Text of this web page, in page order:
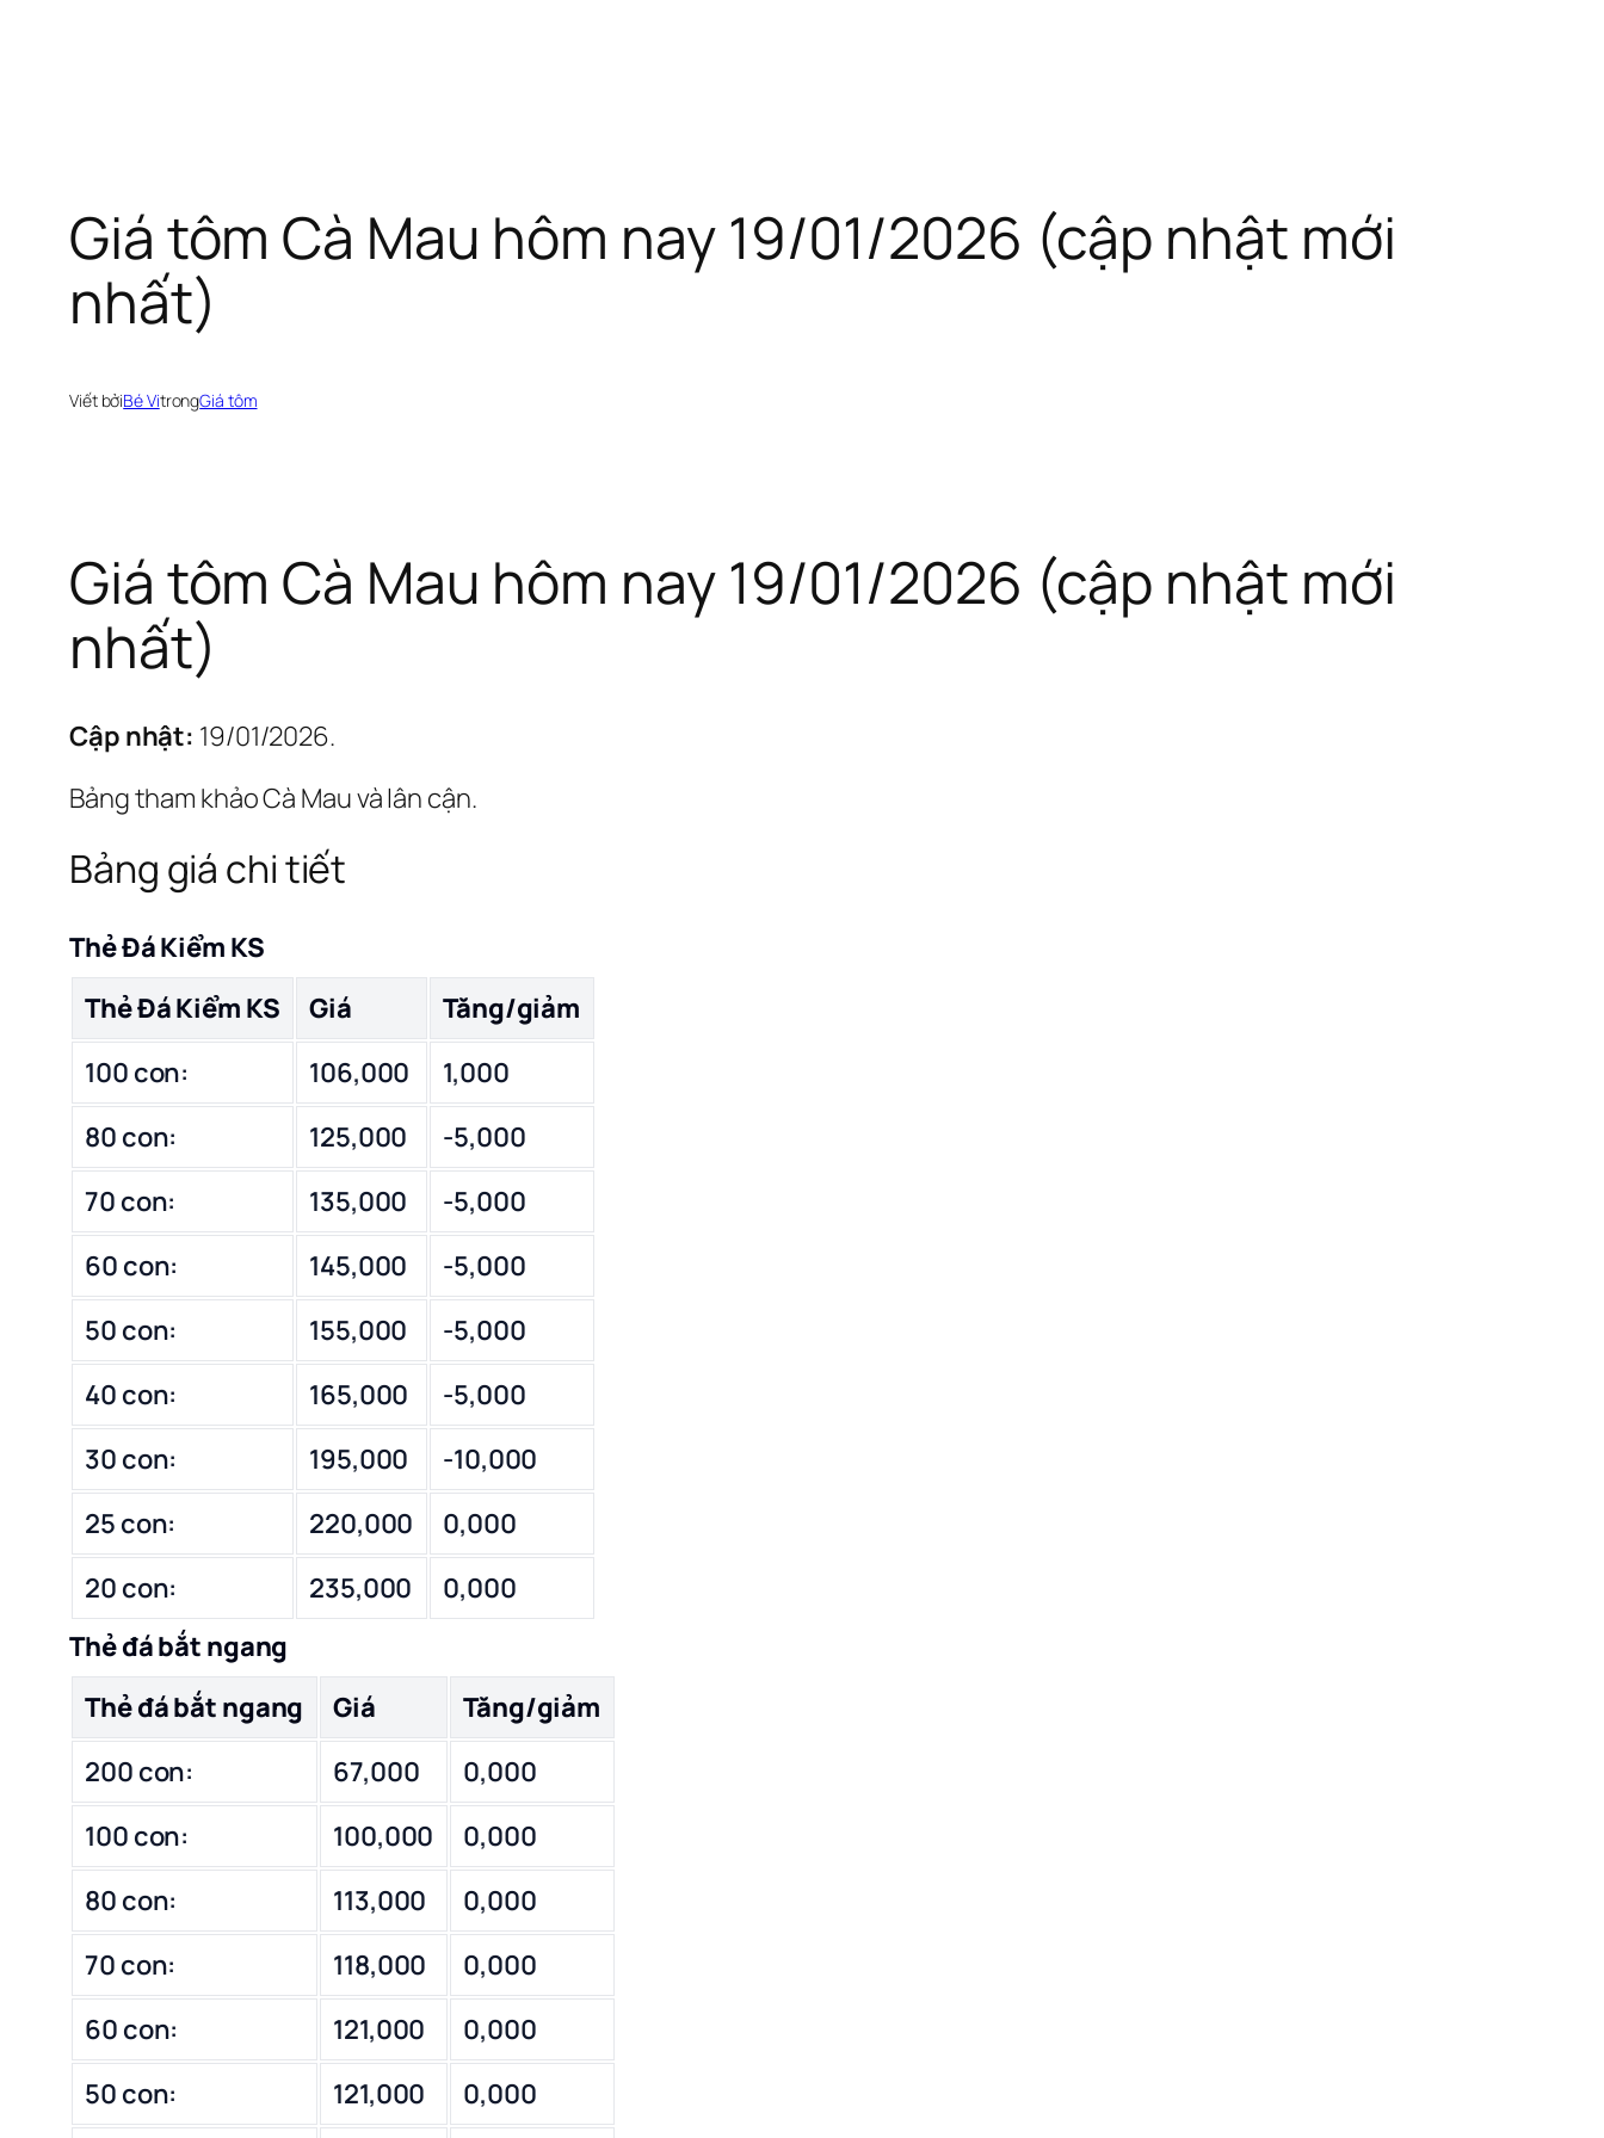
Giá tôm Cà Mau hôm nay 19/01/2026 (cập nhật mới
nhất)
Viết bởiBé VitrongGiá tôm
Giá tôm Cà Mau hôm nay 19/01/2026 (cập nhật mới
nhất)
Cập nhật: 19/01/2026.
Bảng tham khảo Cà Mau và lân cận.
Bảng giá chi tiết
Thẻ Đá Kiểm KS
Thẻ Đá Kiểm KS
Giá
Tăng/giảm
100 con:
106,000
1,000
80 con:
125,000
-5,000
70 con:
135,000
-5,000
60 con:
145,000
-5,000
50 con:
155,000
-5,000
40 con:
165,000
-5,000
30 con:
195,000
-10,000
25 con:
220,000
0,000
20 con:
235,000
0,000
Thẻ đá bắt ngang
Thẻ đá bắt ngang
Giá
Tăng/giảm
200 con:
67,000
0,000
100 con:
100,000
0,000
80 con:
113,000
0,000
70 con:
118,000
0,000
60 con:
121,000
0,000
50 con:
121,000 0,000